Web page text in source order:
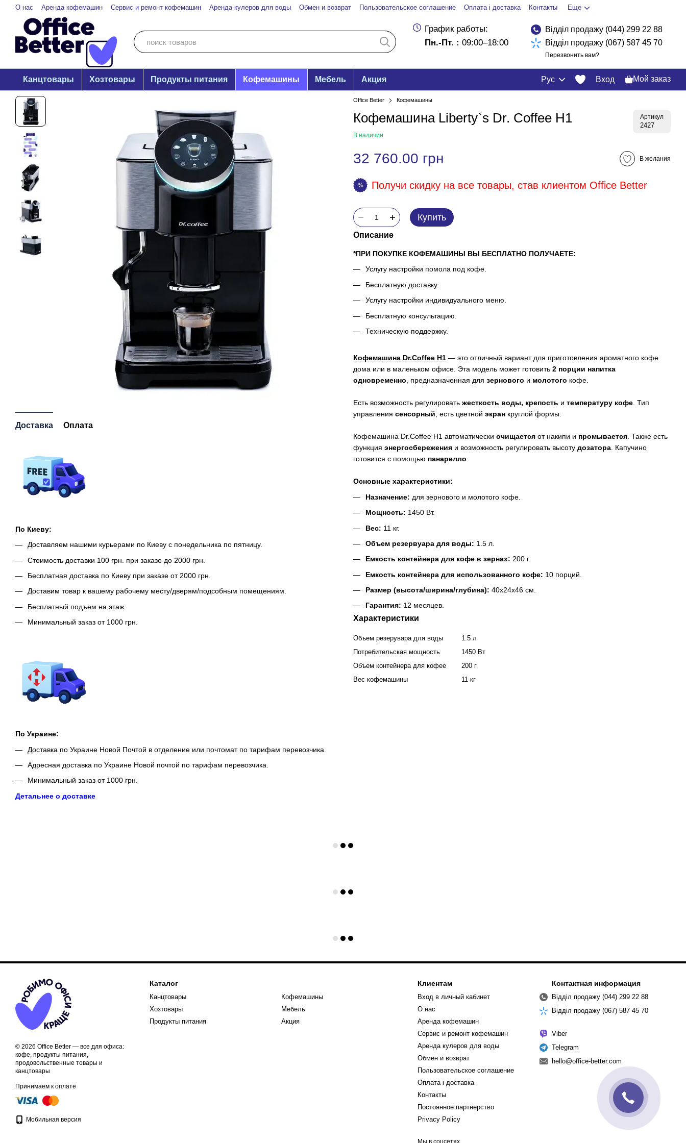
Перейти к основному контенту
О нас Аренда кофемашин Сервис и ремонт кофемашин Аренда кулеров для воды Обмен и возврат Пользовательское соглашение Оплата і доставка Контакты Еще
График работы:
Пн.-Пт. : 09:00–18:00
Відділ продажу (044) 299 22 88
Відділ продажу (067) 587 45 70
Перезвонить вам?
Канцтовары Хозтовары Продукты питания Кофемашины Мебель Акция Рус Вход Мой заказ
Доставка Оплата
По Киеву:
Доставляем нашими курьерами по Киеву с понедельника по пятницу.
Стоимость доставки 100 грн. при заказе до 2000 грн.
Бесплатная доставка по Киеву при заказе от 2000 грн.
Доставим товар к вашему рабочему месту/дверям/подсобным помещениям.
Бесплатный подъем на этаж.
Минимальный заказ от 1000 грн.
По Украине:
Доставка по Украине Новой Почтой в отделение или почтомат по тарифам перевозчика.
Адресная доставка по Украине Новой почтой по тарифам перевозчика.
Минимальный заказ от 1000 грн.
Детальнее о доставке
Office Better Кофемашины
Кофемашина Liberty`s Dr. Coffee H1 Артикул
2427
В наличии
32 760.00 грн В желания
% Получи скидку на все товары, став клиентом Office Better
Купить
Описание
*ПРИ ПОКУПКЕ КОФЕМАШИНЫ ВЫ БЕСПЛАТНО ПОЛУЧАЕТЕ:
Услугу настройки помола под кофе.
Бесплатную доставку.
Услугу настройки индивидуального меню.
Бесплатную консультацию.
Техническую поддержку.
Кофемашина Dr.Coffee H1 — это отличный вариант для приготовления ароматного кофе
дома или в маленьком офисе. Эта модель может готовить 2 порции напитка
одновременно, предназначенная для зернового и молотого кофе.
Есть возможность регулировать жесткость воды, крепость и температуру кофе. Тип
управления сенсорный, есть цветной экран круглой формы.
Кофемашина Dr.Coffee H1 автоматически очищается от накипи и промывается. Также есть
функция энергосбережения и возможность регулировать высоту дозатора. Капучино
готовится с помощью панарелло.
Основные характеристики:
Назначение: для зернового и молотого кофе.
Мощность: 1450 Вт.
Вес: 11 кг.
Объем резервуара для воды: 1.5 л.
Емкость контейнера для кофе в зернах: 200 г.
Емкость контейнера для использованного кофе: 10 порций.
Размер (высота/ширина/глубина): 40х24х46 см.
Гарантия: 12 месяцев.
Характеристики
Объем резерувара для воды
1.5 л
Потребительская мощность
1450 Вт
Объем контейнера для кофее
200 г
Вес кофемашины
11 кг
© 2026 Office Better — все для офиса:
кофе, продукты питания,
продовольственные товары и
канцтовары
Принимаем к оплате
Мобильная версия
Каталог
Канцтовары
Хозтовары
Продукты питания
Кофемашины
Мебель
Акция
Клиентам
Вход в личный кабинет
О нас
Аренда кофемашин
Сервис и ремонт кофемашин
Аренда кулеров для воды
Обмен и возврат
Пользовательское соглашение
Оплата і доставка
Контакты
Постоянное партнерство
Privacy Policy
Мы в соцсетях
Контактная информация
Відділ продажу (044) 299 22 88
Відділ продажу (067) 587 45 70
Viber
Telegram
hello@office-better.com